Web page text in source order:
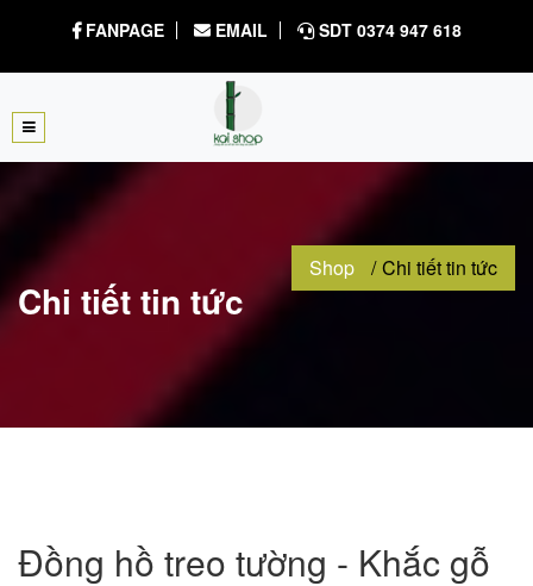
FANPAGE EMAIL SDT 0374 947 618
Chi tiết tin tức
Shop Chi tiết tin tức
Đồng hồ treo tường - Khắc gỗ